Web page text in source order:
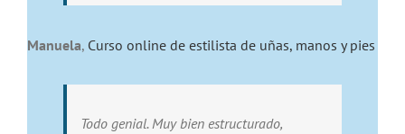
Manuela, Curso online de estilista de uñas, manos y pies
Todo genial. Muy bien estructurado,